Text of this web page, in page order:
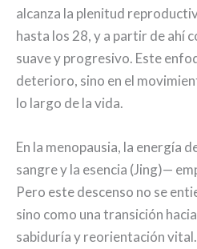
alcanza la plenitud
hasta los 28, y a partir de ahí
suave y progresivo. Este
deterioro, sino en el
lo largo de la vida.
En la menopausia, la energía
sangre y la esencia (Jing)—
Pero este descenso no se
sino como una transición
sabiduría y reorientación